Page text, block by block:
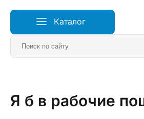
Каталог
Главная О компании
Я б в рабочие